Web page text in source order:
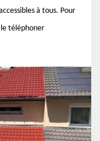
à tous. Pour
téléphoner